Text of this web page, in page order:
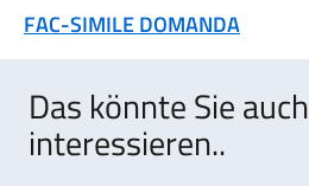
FAC-SIMILE DOMANDA
Das könnte Sie auch
interessieren..